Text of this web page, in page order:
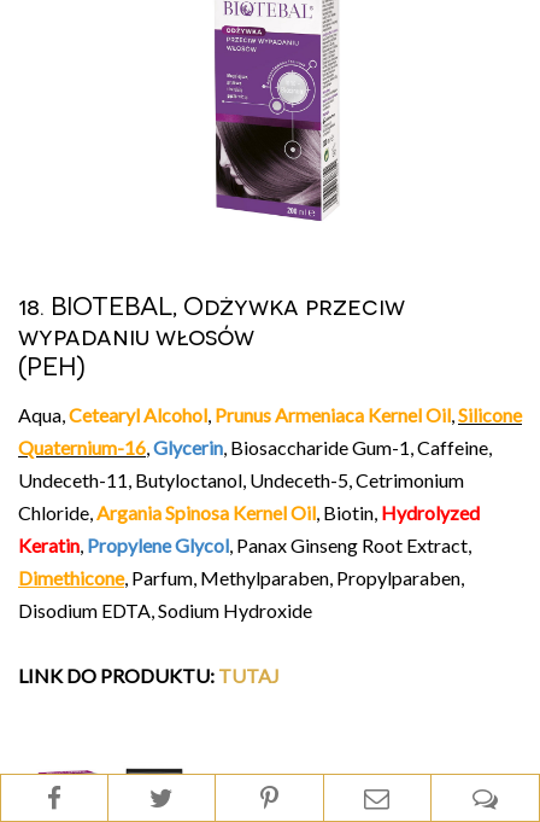
18. BIOTEBAL, Odżywka przeciw
wypadaniu włosów
(PEH)
Aqua,Cetearyl Alcohol, Prunus Armeniaca Kernel Oil,Silicone
Quaternium-16,Glycerin, Biosaccharide Gum-1, Caffeine,
Undeceth-11, Butyloctanol, Undeceth-5, Cetrimonium
Chloride,Argania Spinosa Kernel Oil, Biotin, Hydrolyzed
Keratin, Propylene Glycol, Panax Ginseng Root Extract,
Dimethicone, Parfum, Methylparaben, Propylparaben,
Disodium EDTA, Sodium Hydroxide
LINK DO PRODUKTU: TUTAJ